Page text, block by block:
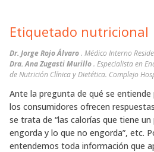
Etiquetado nutricional
Dr. Jorge Rojo Álvaro. Médico Interno
Dra. Ana Zugasti Murillo. Especialista en
de Nutrición Clínica y Dietética. Complejo
Ante la pregunta de qué se
los consumidores ofrecen
se trata de “las calorías que tiene un
engorda y lo que no engorda”, etc.
entendemos toda información que